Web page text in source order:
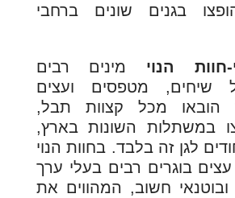
בגנים שונים ברחבי
חוות הנוי מינים רבים
שיחים, מטפסים ועצים
הובאו מכל קצוות תבל,
במשתלות השונות בארץ,
לגן זה בלבד. בחוות הנוי
בוגרים רבים בעלי ערך
ובוטנאי חשוב, המהווים את